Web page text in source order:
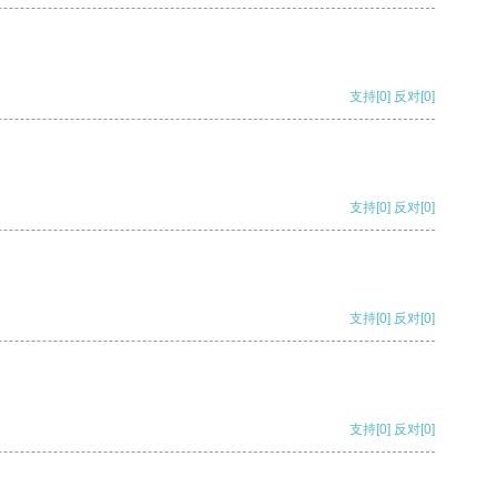
支持[0] 反对[0]
支持[0] 反对[0]
支持[0] 反对[0]
支持[0] 反对[0]